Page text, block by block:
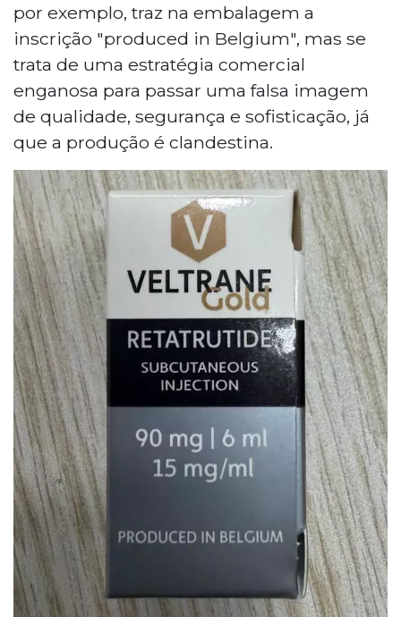
por exemplo, traz na embalagem a
inscrição "produced in Belgium", mas se
trata de uma estratégia comercial
enganosa para passar uma falsa imagem
de qualidade, segurança e sofisticação, já
que a produção é clandestina.